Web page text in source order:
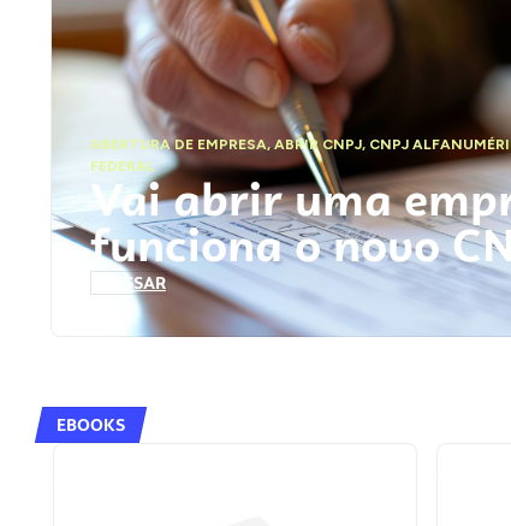
ABERTURA DE EMPRESA,ABRIR CNPJ, CNPJ
FEDERAL
Vai abrir uma
funciona o novo
ACESSAR
EBOOKS